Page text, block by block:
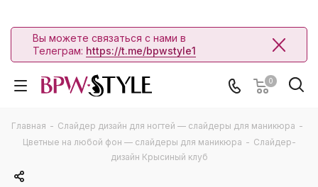
Вы можете связаться с нами в
Телеграм: https://t.me/bpwstyle1
0
Главная - Слайдер дизайн для ногтей — слайдеры для маникюра -
Цветные на любой фон — слайдеры для маникюра - Слайдер-
дизайн Крысиный клуб